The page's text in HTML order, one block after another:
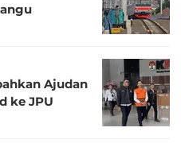
Ajudan
ke JPU